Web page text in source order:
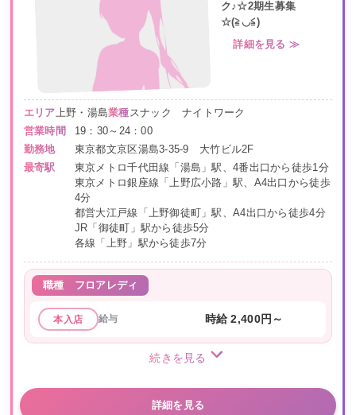
ク♪☆2期生募集
☆(≧◡≦)
詳細を見る ≫
エリア上野・湯島業種スナック ナイトワーク
営業時間
19：30～24：00
勤務地
東京都文京区湯島3-35-9 大竹ビル2F
最寄駅
東京メトロ千代田線「湯島」駅、4番出口から徒歩1分
東京メトロ銀座線「上野広小路」駅、A4出口から徒歩
4分
都営大江戸線「上野御徒町」駅、A4出口から徒歩4分
JR「御徒町」駅から徒歩5分
各線「上野」駅から徒歩7分
職種 フロアレディ
本入店 給与 時給 2,400円～
続きを見る
詳細を見る